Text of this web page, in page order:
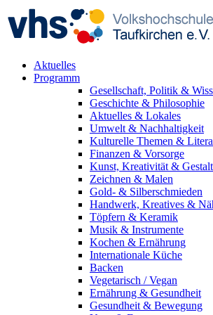
Aktuelles
Programm
Gesellschaft, Politik &
Geschichte & Philosophie
Aktuelles & Lokales
Umwelt & Nachhaltigkeit
Kulturelle Themen &
Finanzen & Vorsorge
Kunst, Kreativität &
Zeichnen & Malen
Gold- & Silberschmieden
Handwerk, Kreatives &
Töpfern & Keramik
Musik & Instrumente
Kochen & Ernährung
Internationale Küche
Backen
Vegetarisch / Vegan
Ernährung & Gesundheit
Gesundheit & Bewegung